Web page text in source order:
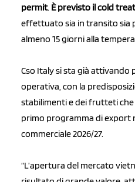
permit. È previsto il cold
effettuato sia in transito sia
almeno 15 giorni alla
Cso Italy si sta già attivando
operativa, con la
stabilimenti e dei frutteti
primo programma di export
commerciale 2026/27.
“L’apertura del mercato